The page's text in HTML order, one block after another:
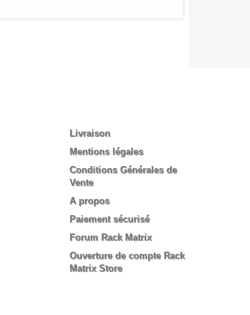
Livraison
Mentions légales
Conditions Générales de
Vente
A propos
Paiement sécurisé
Forum Rack Matrix
Ouverture de compte Rack
Matrix Store